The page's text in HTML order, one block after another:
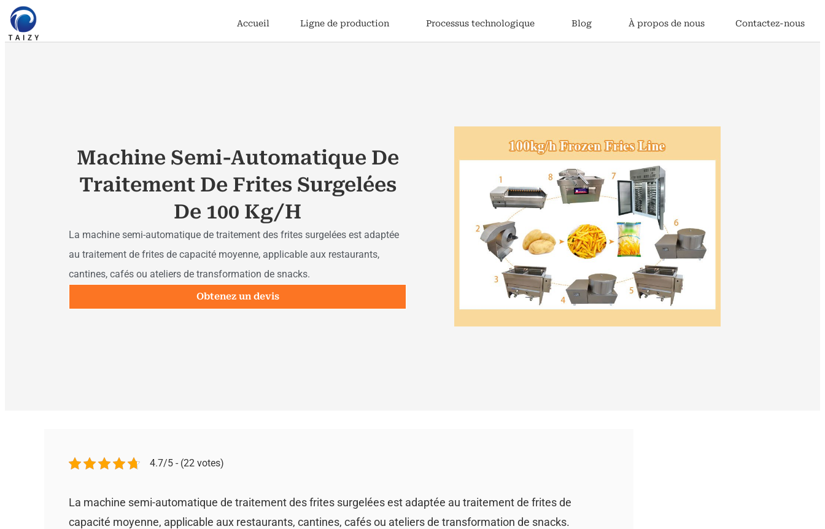
Accueil Ligne de production Processus technologique Blog À propos de nous Contactez-nous
Machine Semi-Automatique De
Traitement De Frites Surgelées
De 100 Kg/h
La machine semi-automatique de traitement des frites surgelées est adaptée
au traitement de frites de capacité moyenne, applicable aux restaurants,
cantines, cafés ou ateliers de transformation de snacks.
Obtenez un devis
4.7/5 - (22 votes)
La machine semi-automatique de traitement des frites surgelées est adaptée au traitement de frites de
capacité moyenne, applicable aux restaurants, cantines, cafés ou ateliers de transformation de snacks.